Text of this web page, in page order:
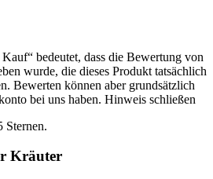
bedeutet, dass die Bewertung von
wurde, die dieses Produkt tatsächlich
Bewerten können aber grundsätzlich
bei uns haben. Hinweis schließen
Sternen.
Kräuter